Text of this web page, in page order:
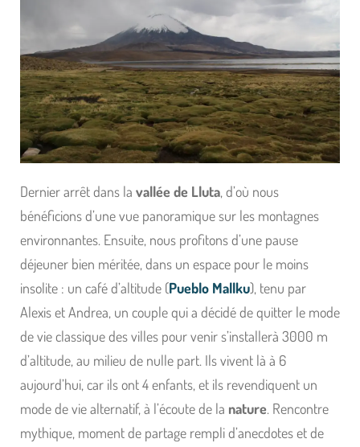
Dernier arrêt dans la vallée de Lluta, d’où nous
bénéficions d’une vue panoramique sur les montagnes
environnantes. Ensuite, nous profitons d’une pause
déjeuner bien méritée, dans un espace pour le moins
insolite : un café d’altitude (Pueblo Mallku), tenu par
Alexis et Andrea, un couple qui a décidé de quitter le mode
de vie classique des villes pour venir s’installerà 3000 m
d’altitude, au milieu de nulle part. Ils vivent là à 6
aujourd’hui, car ils ont 4 enfants, et ils revendiquent un
mode de vie alternatif, à l’écoute de la nature. Rencontre
mythique, moment de partage rempli d’anecdotes et de